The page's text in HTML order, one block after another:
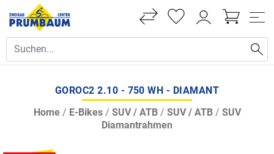
GOROC2 2.10 - 750 WH - DIAMANT
Home/ E-Bikes/ SUV / ATB/ SUV / ATB/ SUV
Diamantrahmen